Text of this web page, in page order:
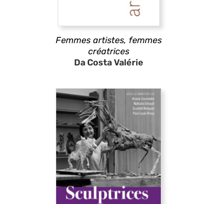
Femmes artistes, femmes
créatrices
Da Costa Valérie